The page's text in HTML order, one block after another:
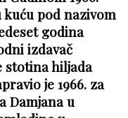
pod nazivom
godina
izdavač
stotina hiljada
je 1966. za
Damjana u